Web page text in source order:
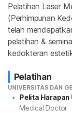
Pelatihan Laser
(Perhimpunan
telah
pelatihan &
kedokteran
Pelatihan
UNIVERSITAS DAN
Pelita
Medical Doctor